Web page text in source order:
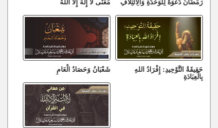
حَقِيقَةُ التَّوْحِيدِ: إِفْرَادُ اللهِ
بِالْعِبَادَةِ
شَعْبَانُ وَحَصَادُ الْعَامِ